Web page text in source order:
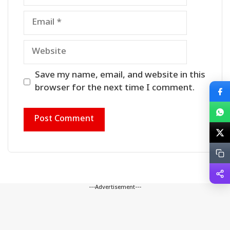
Email
Website
Save my name, email, and website in this
browser for the next time I comment.
---Advertisement---